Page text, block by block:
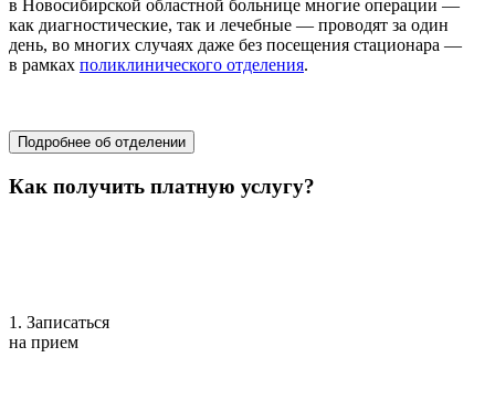
в Новосибирской областной больнице многие операции —
как диагностические, так и лечебные — проводят за один
день, во многих случаях даже без посещения стационара —
в рамках поликлинического отделения.
Подробнее об отделении
Как получить платную услугу?
1. Записаться
на прием